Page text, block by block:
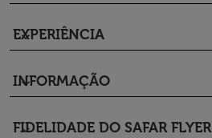
EXPERIÊNCIA
keyboard_arrow_down
INFORMAÇÃO
keyboard_arrow_down
FIDELIDADE DO SAFAR FLYER
keyboard_arrow_down